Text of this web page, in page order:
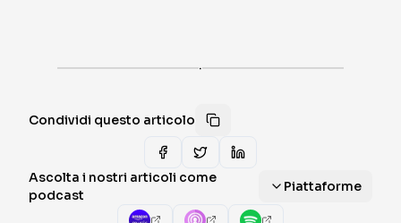
·
Condividi questo articolo
Ascolta i nostri articoli come
podcast
Piattaforme